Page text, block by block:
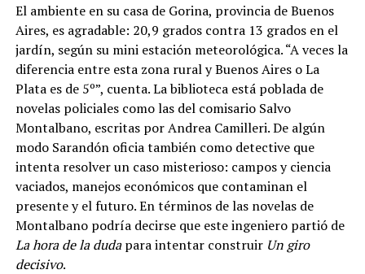
El ambiente en su casa de Gorina, provincia de Buenos
Aires, es agradable: 20,9 grados contra 13 grados en el
jardín, según su mini estación meteorológica. “A veces la
diferencia entre esta zona rural y Buenos Aires o La
Plata es de 5º”, cuenta. La biblioteca está poblada de
novelas policiales como las del comisario Salvo
Montalbano, escritas por Andrea Camilleri. De algún
modo Sarandón oficia también como detective que
intenta resolver un caso misterioso: campos y ciencia
vaciados, manejos económicos que contaminan el
presente y el futuro. En términos de las novelas de
Montalbano podría decirse que este ingeniero partió de
La hora de la dudapara intentar construir Un giro
decisivo.